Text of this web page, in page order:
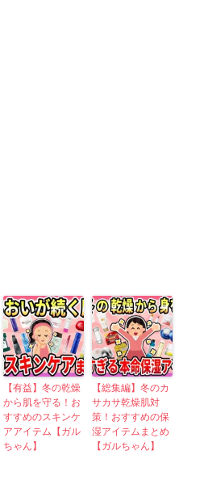
【有益】冬の乾燥
から肌を守る！お
すすめのスキンケ
アアイテム【ガル
ちゃん】
【総集編】冬のカ
サカサ乾燥肌対
策！おすすめの保
湿アイテムまとめ
【ガルちゃん】